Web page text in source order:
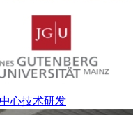
心技术研发